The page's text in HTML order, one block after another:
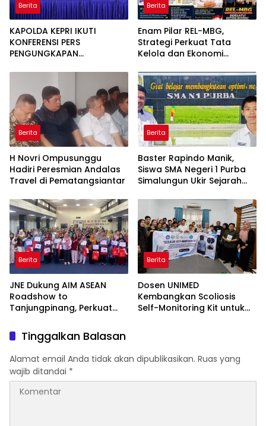
Berita
KAPOLDA KEPRI IKUTI
KONFERENSI PERS
PENGUNGKAPAN
KETAMINE DI PERAIRAN
Berita
Enam Pilar REL-MBG,
Strategi Perkuat Tata
Kelola dan Ekonomi
Program MBG
Berita
H Novri Ompusunggu
Hadiri Peresmian Andalas
Travel di Pematangsiantar
Berita
Baster Rapindo Manik,
Siswa SMA Negeri 1 Purba
Simalungun Ukir Sejarah
Berita
JNE Dukung AIM ASEAN
Roadshow to
Tanjungpinang, Perkuat
Pemanfaatan Teknologi AI
Berita
Dosen UNIMED
Kembangkan Scoliosis
Self-Monitoring Kit untuk
Tinggalkan Balasan
Alamat email Anda tidak akan dipublikasikan. Ruas yang
wajib ditandai *